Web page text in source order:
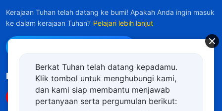
Kerajaan Tuhan telah datang ke bumi! Apakah Anda ingin masuk
ke dalam kerajaan Tuhan? Pelajari lebih lanjut
Ikuti Kami
Berkat Tuhan telah datang kepadamu.
Klik tombol untuk menghubungi kami,
dan kami siap membantu menjawab
pertanyaan serta pergumulan berikut: